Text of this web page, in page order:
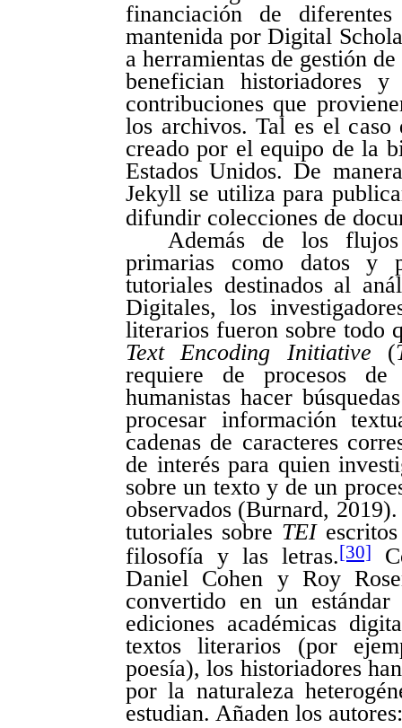
financiación de
mantenida por Digital
a herramientas de gestión
benefician historiadores
contribuciones que
los archivos. Tal es el
creado por el equipo de la
Estados Unidos. De
Jekyll se utiliza para
difundir colecciones de
Además de los
primarias como datos y
tutoriales destinados al
Digitales, los
literarios fueron sobre todo
Text Encoding Initiative (
requiere de procesos
humanistas hacer
procesar información
cadenas de caracteres
de interés para quien
sobre un texto y de un
observados (Burnard,
tutoriales sobre TEIescritos
filosofía y las letras.[30]
Daniel Cohen y Roy
convertido en un
ediciones académicas
textos literarios (por
poesía), los historiadores
por la naturaleza
estudian. Añaden los autores: